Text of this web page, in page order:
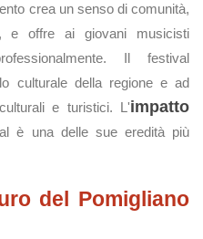
crea un senso di comunità,
e offre ai giovani musicisti
Il festival
culturale della regione e ad
e turistici. L'impatto
è una delle sue eredità più
del Pomigliano